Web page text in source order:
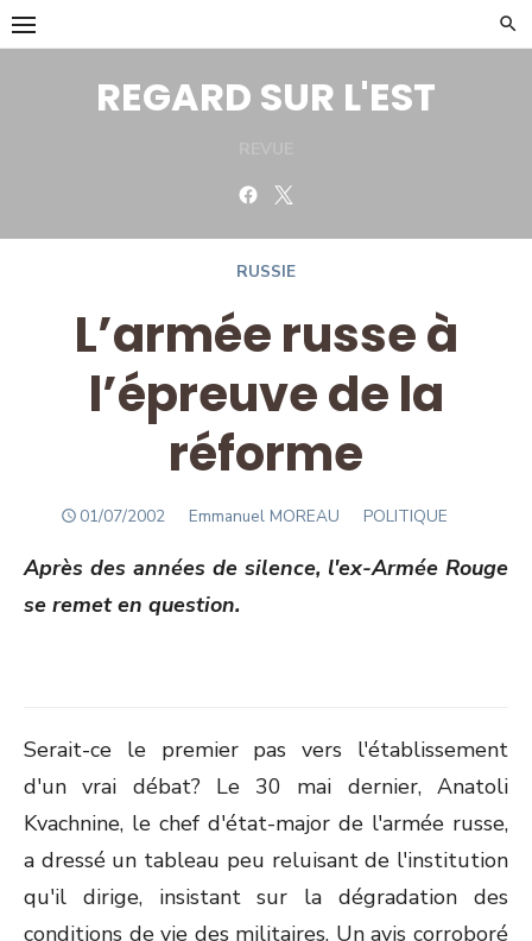
Skip
to
REGARD SUR L'EST
Facebook
RUSSIE
L’armée russe à
l’épreuve de la
réforme
POSTED
01/07/2002 Author
Emmanuel MOREAU POLITIQUE
Après des années de silence, l'ex-Armée Rouge
se remet en question.
Serait-ce le premier pas vers l'établissement
d'un vrai débat? Le 30 mai dernier, Anatoli
Kvachnine, le chef d'état-major de l'armée russe,
a dressé un tableau peu reluisant de l'institution
qu'il dirige, insistant sur la dégradation des
conditions de vie des militaires. Un avis corroboré